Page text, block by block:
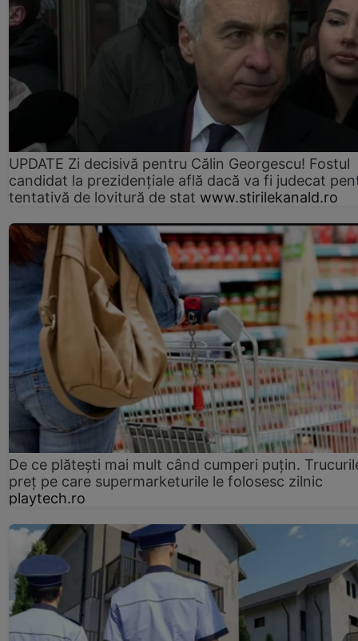
UPDATE Zi decisivă pentru Călin Georgescu! Fostul
candidat la prezidențiale află dacă va fi judecat
tentativă de lovitură de stat www.stirilekanald.ro
De ce plătești mai mult când cumperi puțin.
preț pe care supermarketurile le folosesc zilnic
playtech.ro